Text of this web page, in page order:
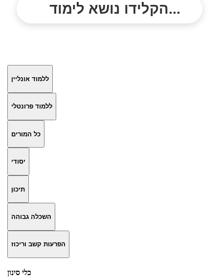
הקלידו נושא לימוד...
ללמוד אונליין
ללמוד פרונטלי
כל המורים
יסודי
תיכון
השכלה גבוהה
הפרעות קשב וריכוז
כלי סינון